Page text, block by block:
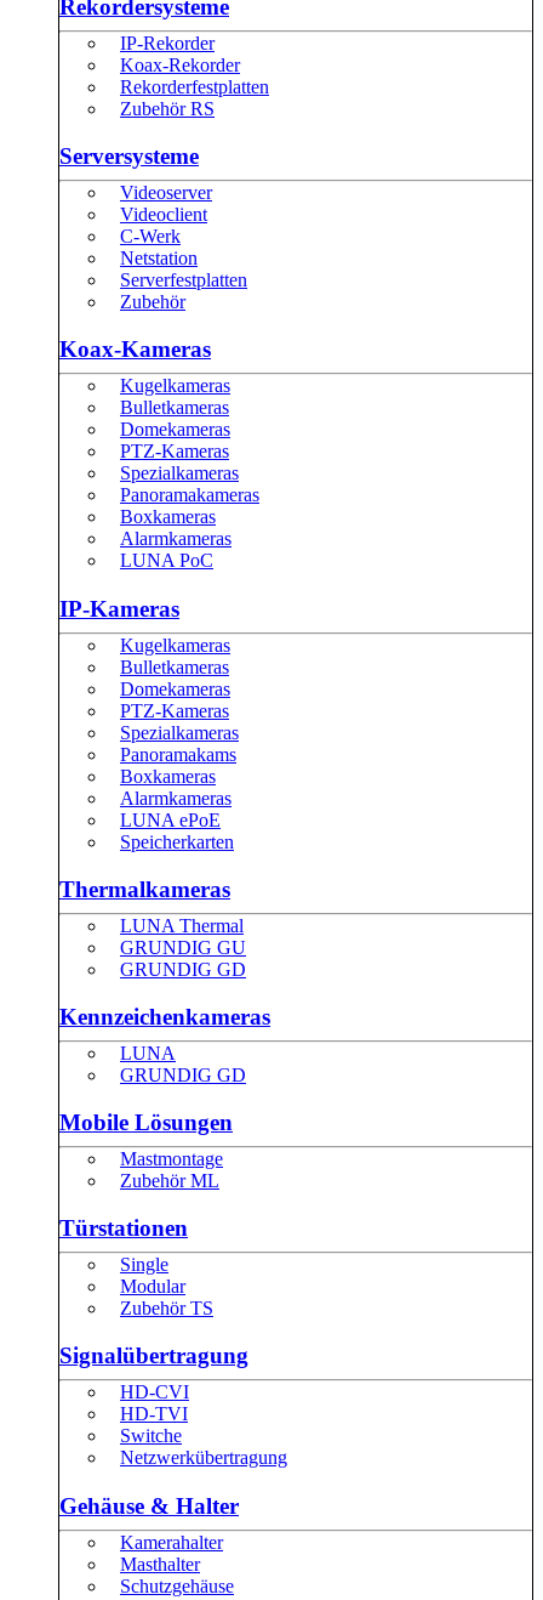
Rekordersysteme
IP-Rekorder
Koax-Rekorder
Rekorderfestplatten
Zubehör RS
Serversysteme
Videoserver
Videoclient
C-Werk
Netstation
Serverfestplatten
Zubehör
Koax-Kameras
Kugelkameras
Bulletkameras
Domekameras
PTZ-Kameras
Spezialkameras
Panoramakameras
Boxkameras
Alarmkameras
LUNA PoC
IP-Kameras
Kugelkameras
Bulletkameras
Domekameras
PTZ-Kameras
Spezialkameras
Panoramakams
Boxkameras
Alarmkameras
LUNA ePoE
Speicherkarten
Thermalkameras
LUNA Thermal
GRUNDIG GU
GRUNDIG GD
Kennzeichenkameras
LUNA
GRUNDIG GD
Mobile Lösungen
Mastmontage
Zubehör ML
Türstationen
Single
Modular
Zubehör TS
Signalübertragung
HD-CVI
HD-TVI
Switche
Netzwerkübertragung
Gehäuse & Halter
Kamerahalter
Masthalter
Schutzgehäuse